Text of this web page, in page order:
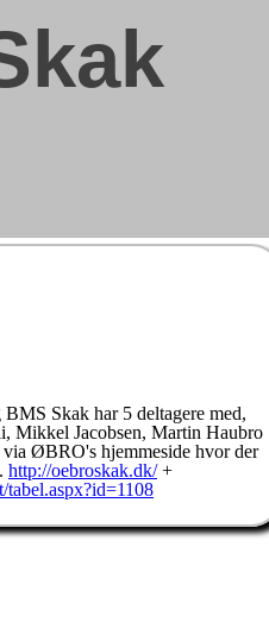
Skak har 5 deltagere med,
Mikkel Jacobsen, Martin Haubro
ØBRO's hjemmeside hvor der
http://oebroskak.dk/+